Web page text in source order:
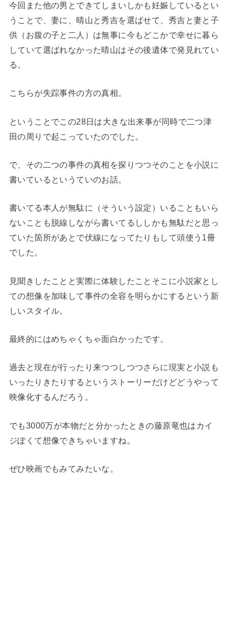
今回また他の男とできてしまいしかも妊娠しているとい
うことで、妻に、晴山と秀吉を選ばせて、秀吉と妻と子
供（お腹の子と二人）は無事に今もどこかで幸せに暮ら
していて選ばれなかった晴山はその後遺体で発見れてい
る。
こちらが失踪事件の方の真相。
ということでこの28日は大きな出来事が同時で二つ津
田の周りで起こっていたのでした。
で、その二つの事件の真相を探りつつそのことを小説に
書いているというていのお話。
書いてる本人が無駄に（そういう設定）いることもいら
ないことも脱線しながら書いてるししかも無駄だと思っ
ていた箇所があとで伏線になってたりもして頭使う1冊
でした。
見聞きしたことと実際に体験したことそこに小説家とし
ての想像を加味して事件の全容を明らかにするという新
しいスタイル。
最終的にはめちゃくちゃ面白かったです。
過去と現在が行ったり来つつしつつさらに現実と小説も
いったりきたりするというストーリーだけどどうやって
映像化するんだろう。
でも3000万が本物だと分かったときの藤原竜也はカイ
ジぽくて想像できちゃいますね。
ぜひ映画でもみてみたいな。